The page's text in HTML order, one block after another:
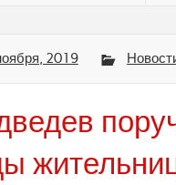
2019